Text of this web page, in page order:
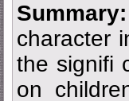
Summary:
character
the signifi
on